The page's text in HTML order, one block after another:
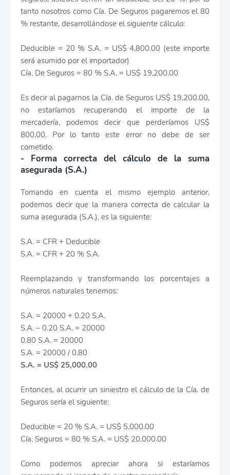
tanto nosotros como Cía. De Seguros pagaremos el 80
% restante, desarrollándose el siguiente cálculo:
Deducible = 20 % S.A. = US$ 4,800.00 (este importe
será asumido por el importador)
Cía. De Seguros = 80 % S.A. = US$ 19,200.00
Es decir al pagarnos la Cía. de Seguros US$ 19,200.00,
no estaríamos recuperando el importe de la
mercadería, podemos decir que perderíamos US$
800,00. Por lo tanto este error no debe de ser
cometido.
- Forma correcta del cálculo de la suma
asegurada (S.A.)
Tomando en cuenta el mismo ejemplo anterior,
podemos decir que la manera correcta de calcular la
suma asegurada (S.A.), es la siguiente:
S.A. = CFR + Deducible
S.A. = CFR + 20 % S.A.
Reemplazando y transformando los porcentajes a
números naturales tenemos:
S.A. = 20000 + 0.20 S.A.
S.A. – 0.20 S.A. = 20000
0.80 S.A. = 20000
S.A. = 20000 / 0.80
S.A. = US$ 25,000.00
Entonces, al ocurrir un siniestro el cálculo de la Cía. de
Seguros sería el siguiente:
Deducible = 20 % S.A. = US$ 5,000.00
Cía. Seguros = 80 % S.A. = US$ 20,000.00
Como podemos apreciar ahora si estaríamos